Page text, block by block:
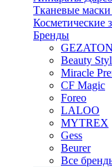
Тканевые маски
Косметические
Бренды
Beauty
Miracle
CF Magic
Foreo
LALOO
MYTREX
Gess
Beurer
Все